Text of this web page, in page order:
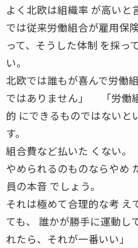
よく北欧は組織率 が高いと
では従来労働組合が雇用保
って、そうした体制 を採っ
い。
北欧では誰もが喜んで労働
ではありません」 「労働
的 にできるものではないと
す。
組合費など払いた くない。
やめられるのものならやめ
員の本音 でしょう。
それは極めて合理的な考 え
ても、 誰かが勝手に運動し
れたら、それが一番いい